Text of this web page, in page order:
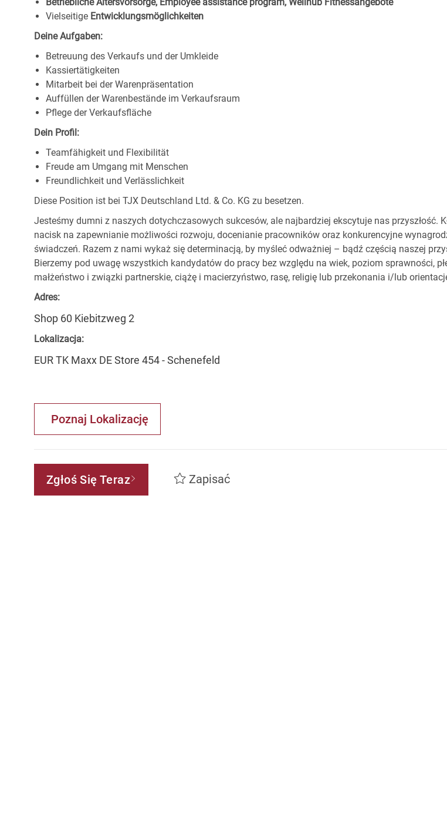
Vielseitige Entwicklungsmöglichkeiten
Deine Aufgaben:
Betreuung des Verkaufs und der Umkleide
Kassiertätigkeiten
Mitarbeit bei der Warenpräsentation
Auffüllen der Warenbestände im Verkaufsraum
Pflege der Verkaufsfläche
Dein Profil:
Teamfähigkeit und Flexibilität
Freude am Umgang mit Menschen
Freundlichkeit und Verlässlichkeit
Diese Position ist bei TJX Deutschland Ltd. & Co. KG zu besetzen.
Jesteśmy dumni z naszych dotychczasowych sukcesów, ale najbardziej ekscytuje nas przyszłość.
nacisk na zapewnianie możliwości rozwoju, docenianie pracowników oraz konkurencyjne
świadczeń. Razem z nami wykaż się determinacją, by myśleć odważniej – bądź częścią naszej
Bierzemy pod uwagę wszystkich kandydatów do pracy bez względu na wiek, poziom sprawności,
małżeństwo i związki partnerskie, ciążę i macierzyństwo, rasę, religię lub przekonania i/lub
Adres:
Shop 60 Kiebitzweg 2
Lokalizacja:
EUR TK Maxx DE Store 454 - Schenefeld
Poznaj Lokalizację
Zgłoś Się Teraz Zapisać